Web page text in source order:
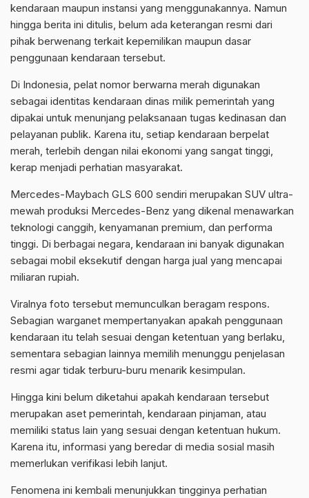
kendaraan maupun instansi yang menggunakannya. Namun
hingga berita ini ditulis, belum ada keterangan resmi dari
pihak berwenang terkait kepemilikan maupun dasar
penggunaan kendaraan tersebut.
Di Indonesia, pelat nomor berwarna merah digunakan
sebagai identitas kendaraan dinas milik pemerintah yang
dipakai untuk menunjang pelaksanaan tugas kedinasan dan
pelayanan publik. Karena itu, setiap kendaraan berpelat
merah, terlebih dengan nilai ekonomi yang sangat tinggi,
kerap menjadi perhatian masyarakat.
Mercedes-Maybach GLS 600 sendiri merupakan SUV ultra-
mewah produksi Mercedes-Benz yang dikenal menawarkan
teknologi canggih, kenyamanan premium, dan performa
tinggi. Di berbagai negara, kendaraan ini banyak digunakan
sebagai mobil eksekutif dengan harga jual yang mencapai
miliaran rupiah.
Viralnya foto tersebut memunculkan beragam respons.
Sebagian warganet mempertanyakan apakah penggunaan
kendaraan itu telah sesuai dengan ketentuan yang berlaku,
sementara sebagian lainnya memilih menunggu penjelasan
resmi agar tidak terburu-buru menarik kesimpulan.
Hingga kini belum diketahui apakah kendaraan tersebut
merupakan aset pemerintah, kendaraan pinjaman, atau
memiliki status lain yang sesuai dengan ketentuan hukum.
Karena itu, informasi yang beredar di media sosial masih
memerlukan verifikasi lebih lanjut.
Fenomena ini kembali menunjukkan tingginya perhatian